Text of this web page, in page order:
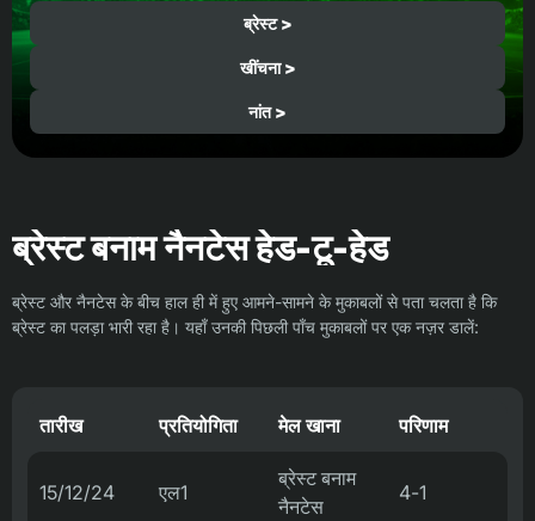
ब्रेस्ट >
खींचना >
नांत >
ब्रेस्ट बनाम नैनटेस हेड-टू-हेड
ब्रेस्ट और नैनटेस के बीच हाल ही में हुए आमने-सामने के मुकाबलों से पता चलता है कि
ब्रेस्ट का पलड़ा भारी रहा है। यहाँ उनकी पिछली पाँच मुकाबलों पर एक नज़र डालें:
तारीख प्रतियोगिता मेल खाना परिणाम
15/12/24 एल1
ब्रेस्ट बनाम
नैनटेस
4-1